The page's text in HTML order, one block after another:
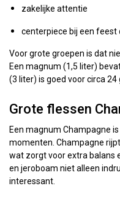
zakelijke attentie
centerpiece bij een
Voor grote groepen is dat
Een magnum (1,5 liter)
(3 liter) is goed voor circa 24
Grote flessen
Een magnum Champagne
momenten. Champagne
wat zorgt voor extra balans
en jeroboam niet alleen
interessant.